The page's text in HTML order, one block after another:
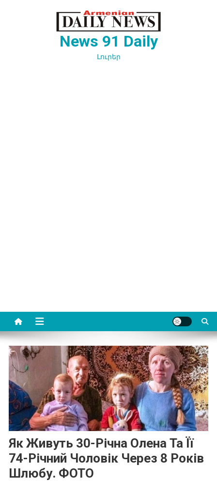
News 91 Daily
Լուրեր
Як Живуть 30-Річна Олена Та Її
74-Річний Чоловік Через 8 Років
Шлюбу. ФОТО